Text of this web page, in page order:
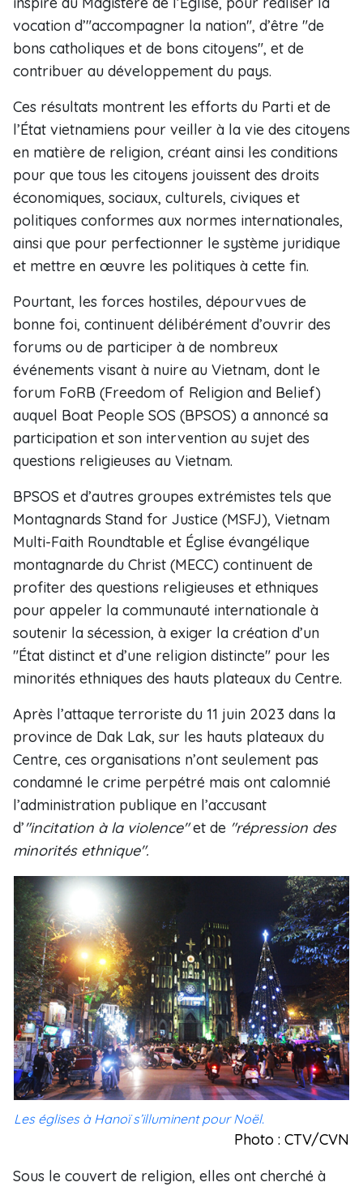
vocation d’"accompagner la nation", d’être "de
bons catholiques et de bons citoyens", et de
contribuer au développement du pays.
Ces résultats montrent les efforts du Parti et de
l’État vietnamiens pour veiller à la vie des citoyens
en matière de religion, créant ainsi les conditions
pour que tous les citoyens jouissent des droits
économiques, sociaux, culturels, civiques et
politiques conformes aux normes internationales,
ainsi que pour perfectionner le système juridique
et mettre en œuvre les politiques à cette fin.
Pourtant, les forces hostiles, dépourvues de
bonne foi, continuent délibérément d’ouvrir des
forums ou de participer à de nombreux
événements visant à nuire au Vietnam, dont le
forum FoRB (Freedom of Religion and Belief)
auquel Boat People SOS (BPSOS) a annoncé sa
participation et son intervention au sujet des
questions religieuses au Vietnam.
BPSOS et d’autres groupes extrémistes tels que
Montagnards Stand for Justice (MSFJ), Vietnam
Multi-Faith Roundtable et Église évangélique
montagnarde du Christ (MECC) continuent de
profiter des questions religieuses et ethniques
pour appeler la communauté internationale à
soutenir la sécession, à exiger la création d’un
"État distinct et d’une religion distincte" pour les
minorités ethniques des hauts plateaux du Centre.
Après l’attaque terroriste du 11 juin 2023 dans la
province de Dak Lak, sur les hauts plateaux du
Centre, ces organisations n’ont seulement pas
condamné le crime perpétré mais ont calomnié
l’administration publique en l’accusant
d’"incitation à la violence"et de "répression des
minorités ethnique".
Les églises à Hanoï s’illuminent pour Noël.
Photo : CTV/CVN
Sous le couvert de religion, elles ont cherché à